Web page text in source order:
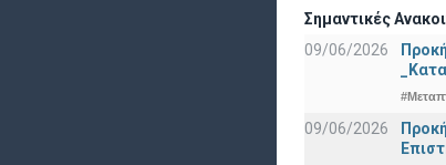
Σημαντικές
09/06/2026
09/06/2026